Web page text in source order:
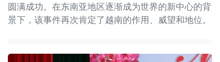
圆满成功。在东南亚地区逐渐成为世界的新中心的背
景下，该事件再次肯定了越南的作用、威望和地位。